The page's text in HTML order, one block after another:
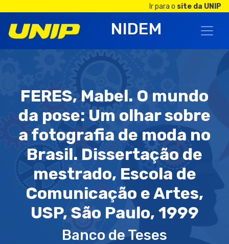
Ir para o site da UNIP
NIDEM
FERES, Mabel. O mundo
da pose: Um olhar sobre
a fotografia de moda no
Brasil. Dissertação de
mestrado, Escola de
Comunicação e Artes,
USP, São Paulo, 1999
Banco de Teses